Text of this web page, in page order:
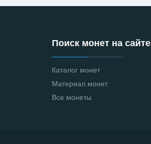
Поиск монет на сайте
Каталог монет
Материал монет
Все монеты